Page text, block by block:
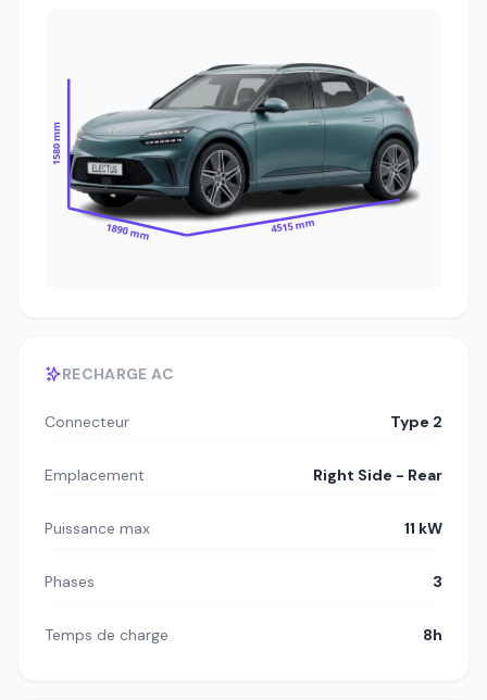
1580 mm
1890 mm 4515 mm
RECHARGE AC
Connecteur Type 2
Emplacement Right Side - Rear
Puissance max 11 kW
Phases 3
Temps de charge 8h